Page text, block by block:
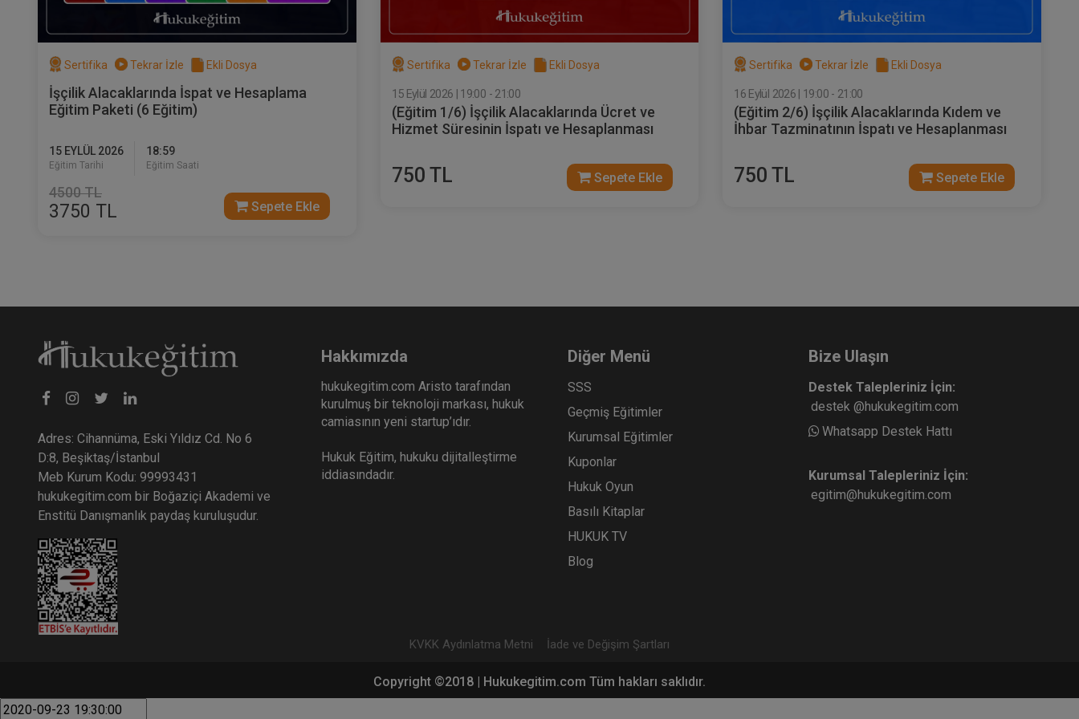
Sertifika Tekrar İzle Ekli Dosya
İşçilik Alacaklarında İspat ve Hesaplama
Eğitim Paketi (6 Eğitim)
15 EYLÜL 2026
Eğitim Tarihi
18:59
Eğitim Saati
4500 TL
3750 TL Sepete Ekle
Sertifika Tekrar İzle Ekli Dosya
15 Eylül 2026 | 19:00 - 21:00
(Eğitim 1/6) İşçilik Alacaklarında Ücret ve
Hizmet Süresinin İspatı ve Hesaplanması
750 TL Sepete Ekle
Sertifika Tekrar İzle Ekli Dosya
16 Eylül 2026 | 19:00 - 21:00
(Eğitim 2/6) İşçilik Alacaklarında Kıdem ve
İhbar Tazminatının İspatı ve Hesaplanması
750 TL Sepete Ekle
Adres: Cihannüma, Eski Yıldız Cd. No 6
D:8, Beşiktaş/İstanbul
Meb Kurum Kodu: 99993431
hukukegitim.com bir Boğaziçi Akademi ve
Enstitü Danışmanlık paydaş kuruluşudur.
Hakkımızda
hukukegitim.com Aristo tarafından
kurulmuş bir teknoloji markası, hukuk
camiasının yeni startup’ıdır.
Hukuk Eğitim, hukuku dijitalleştirme
iddiasındadır.
Diğer Menü
SSS
Geçmiş Eğitimler
Kurumsal Eğitimler
Kuponlar
Hukuk Oyun
Basılı Kitaplar
HUKUK TV
Blog
Bize Ulaşın
Destek Talepleriniz İçin:
destek @hukukegitim.com
Whatsapp Destek Hattı
Kurumsal Talepleriniz İçin:
egitim@hukukegitim.com
KVKK Aydınlatma Metni İade ve Değişim Şartları
Copyright ©2018 | Hukukegitim.com Tüm hakları saklıdır.